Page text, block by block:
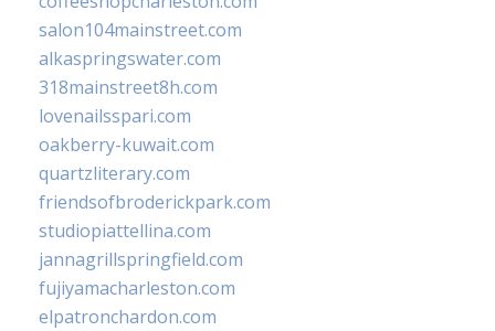
salon104mainstreet.com
alkaspringswater.com
318mainstreet8h.com
lovenailsspari.com
oakberry-kuwait.com
quartzliterary.com
friendsofbroderickpark.com
studiopiattellina.com
jannagrillspringfield.com
fujiyamacharleston.com
elpatronchardon.com